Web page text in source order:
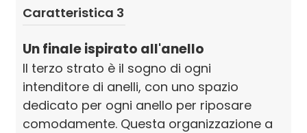
Caratteristica 3
Un finale ispirato all'anello
Il terzo strato è il sogno di ogni
intenditore di anelli, con uno spazio
dedicato per ogni anello per riposare
comodamente. Questa organizzazione a